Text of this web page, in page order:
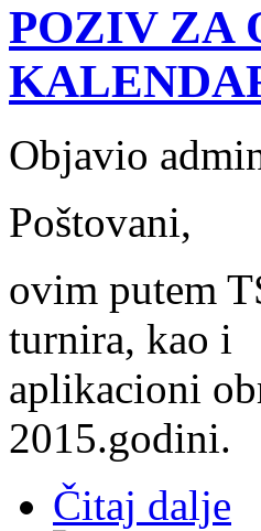
POZIV ZA
Objavio
Poštovani,
ovim putem
turnira, kao i
aplikacioni
2015.godini.
Čitaj dalje